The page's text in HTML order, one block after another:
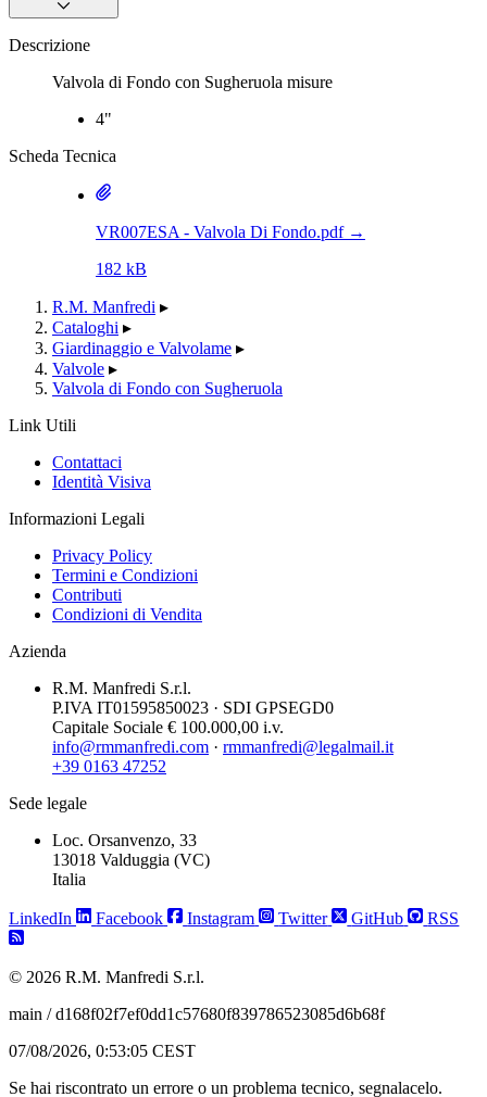
Descrizione
Valvola di Fondo con Sugheruola misure
4"
Scheda Tecnica
VR007ESA - Valvola Di Fondo.pdf→
182 kB
R.M. Manfredi ▸
Cataloghi ▸
Giardinaggio e Valvolame ▸
Valvole ▸
Valvola di Fondo con Sugheruola
Link Utili
Contattaci
Identità Visiva
Informazioni Legali
Privacy Policy
Termini e Condizioni
Contributi
Condizioni di Vendita
Azienda
R.M. Manfredi S.r.l.
P.IVA IT01595850023 · SDI GPSEGD0
Capitale Sociale € 100.000,00 i.v.
info@rmmanfredi.com · rmmanfredi@legalmail.it
+39 0163 47252
Sede legale
Loc. Orsanvenzo, 33
13018 Valduggia (VC)
Italia
LinkedIn Facebook Instagram Twitter GitHub RSS
© 2026 R.M. Manfredi S.r.l.
main / d168f02f7ef0dd1c57680f839786523085d6b68f
07/08/2026, 0:53:05 CEST
Se hai riscontrato un errore o un problema tecnico, segnalacelo.